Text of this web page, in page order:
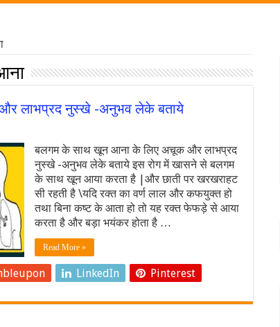
लाभप्रद नुस्खे -अनुभव लेके बताये
बलगम के साथ खून आना के लिए अचूक और लाभप्रद
नुस्खे -अनुभव लेके बताये इस रोग में खासने से बलगम
के साथ खून आया करता है |और छाती पर खरखराहट
सी रहती है \यदि रक्त का वर्ण लाल और कफयुक्त हो
तथा बिना कष्ट के आता हो तो यह रक्त फेफड़े से आया
करता है और बड़ा भयंकर होता है …
Read More »
LinkedIn Pinterest